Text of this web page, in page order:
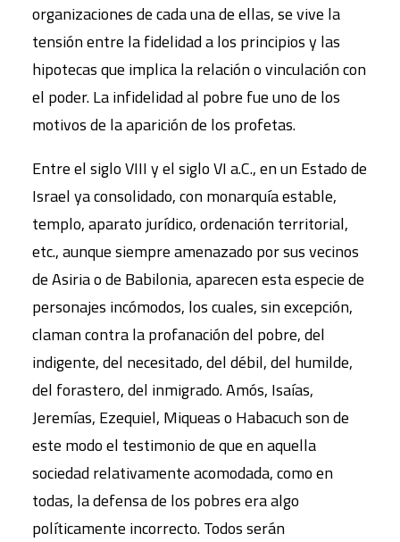
organizaciones de cada una de ellas, se vive la
tensión entre la fidelidad a los principios y las
hipotecas que implica la relación o vinculación con
el poder. La infidelidad al pobre fue uno de los
motivos de la aparición de los profetas.
Entre el siglo VIII y el siglo VI a.C., en un Estado de
Israel ya consolidado, con monarquía estable,
templo, aparato jurídico, ordenación territorial,
etc., aunque siempre amenazado por sus vecinos
de Asiria o de Babilonia, aparecen esta especie de
personajes incómodos, los cuales, sin excepción,
claman contra la profanación del pobre, del
indigente, del necesitado, del débil, del humilde,
del forastero, del inmigrado. Amós, Isaías,
Jeremías, Ezequiel, Miqueas o Habacuch son de
este modo el testimonio de que en aquella
sociedad relativamente acomodada, como en
todas, la defensa de los pobres era algo
políticamente incorrecto. Todos serán